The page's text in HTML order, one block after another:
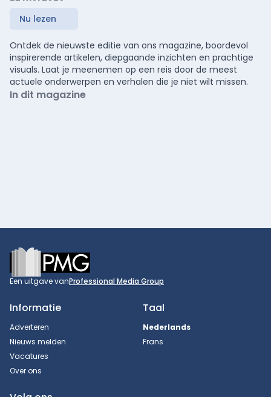
Nu lezen
Ontdek de nieuwste editie van ons magazine, boordevol
inspirerende artikelen, diepgaande inzichten en prachtige
visuals. Laat je meenemen op een reis door de meest
actuele onderwerpen en verhalen die je niet wilt missen.
In dit magazine
Footer
Een uitgave vanProfessional Media Group
Informatie
Adverteren
Nieuws melden
Vacatures
Over ons
Taal
Nederlands
Frans